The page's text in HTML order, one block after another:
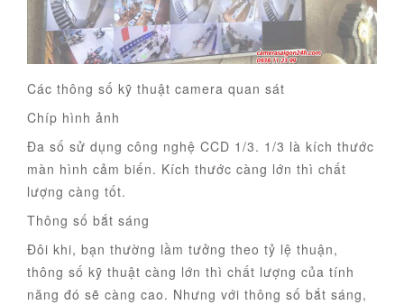
Các thông số kỹ thuật camera quan sát
Chíp hình ảnh
Đa số sử dụng công nghệ CCD 1/3. 1/3 là kích thước
màn hình cảm biến. Kích thước càng lớn thì chất
lượng càng tốt.
Thông số bắt sáng
Đôi khi, bạn thường lầm tưởng theo tỷ lệ thuận,
thông số kỹ thuật càng lớn thì chất lượng của tính
năng đó sẽ càng cao. Nhưng với thông số bắt sáng,